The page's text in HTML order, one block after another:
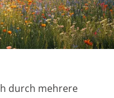
durch mehrere